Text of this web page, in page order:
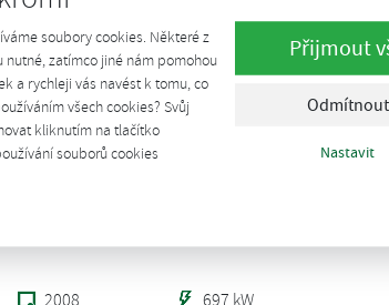
soubory cookies. Některé z
nutné, zatímco jiné nám pomohou
a rychleji vás navést k tomu, co
všech cookies? Svůj
kliknutím na tlačítko
souborů cookies
Přijmout
Odmítnout
Nastavit
2012 400 kW
2011
2008 697 kW